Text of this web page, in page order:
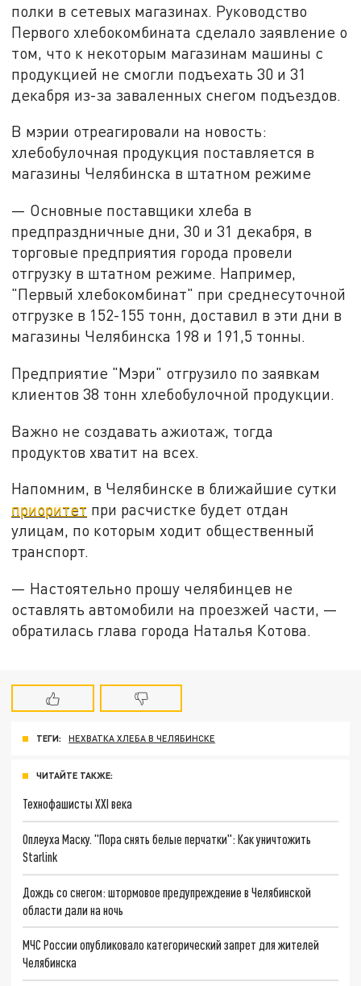
полки в сетевых магазинах. Руководство
Первого хлебокомбината сделало заявление о
том, что к некоторым магазинам машины с
продукцией не смогли подъехать 30 и 31
декабря из-за заваленных снегом подъездов.
В мэрии отреагировали на новость:
хлебобулочная продукция поставляется в
магазины Челябинска в штатном режиме
— Основные поставщики хлеба в
предпраздничные дни, 30 и 31 декабря, в
торговые предприятия города провели
отгрузку в штатном режиме. Например,
"Первый хлебокомбинат" при среднесуточной
отгрузке в 152-155 тонн, доставил в эти дни в
магазины Челябинска 198 и 191,5 тонны.
Предприятие "Мэри" отгрузило по заявкам
клиентов 38 тонн хлебобулочной продукции.
Важно не создавать ажиотаж, тогда
продуктов хватит на всех.
Напомним, в Челябинске в ближайшие сутки
приоритет при расчистке будет отдан
улицам, по которым ходит общественный
транспорт.
— Настоятельно прошу челябинцев не
оставлять автомобили на проезжей части, —
обратилась глава города Наталья Котова.
ТЕГИ: НЕХВАТКА ХЛЕБА В ЧЕЛЯБИНСКЕ
ЧИТАЙТЕ ТАКЖЕ:
Технофашисты XXI века
Оплеуха Маску. "Пора снять белые перчатки": Как уничтожить
Starlink
Дождь со снегом: штормовое предупреждение в Челябинской
области дали на ночь
МЧС России опубликовало категорический запрет для жителей
Челябинска